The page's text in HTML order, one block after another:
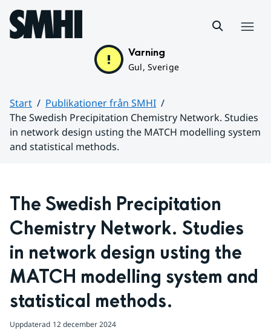
Hoppa till sidans innehåll
Varning
Gul, Sverige
Start
Publikationer från SMHI
The Swedish Precipitation Chemistry Network. Studies
in network design usting the MATCH modelling system
and statistical methods.
The Swedish Precipitation
Chemistry Network. Studies
in network design usting the
MATCH modelling system and
statistical methods.
Uppdaterad 12 december 2024